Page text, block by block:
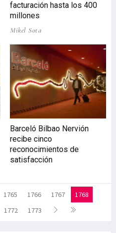
facturación hasta los 400
millones
Mikel Sota
Barceló Bilbao Nervión
recibe cinco
reconocimientos de
satisfacción
1765 1766 1767
1768
1772 1773